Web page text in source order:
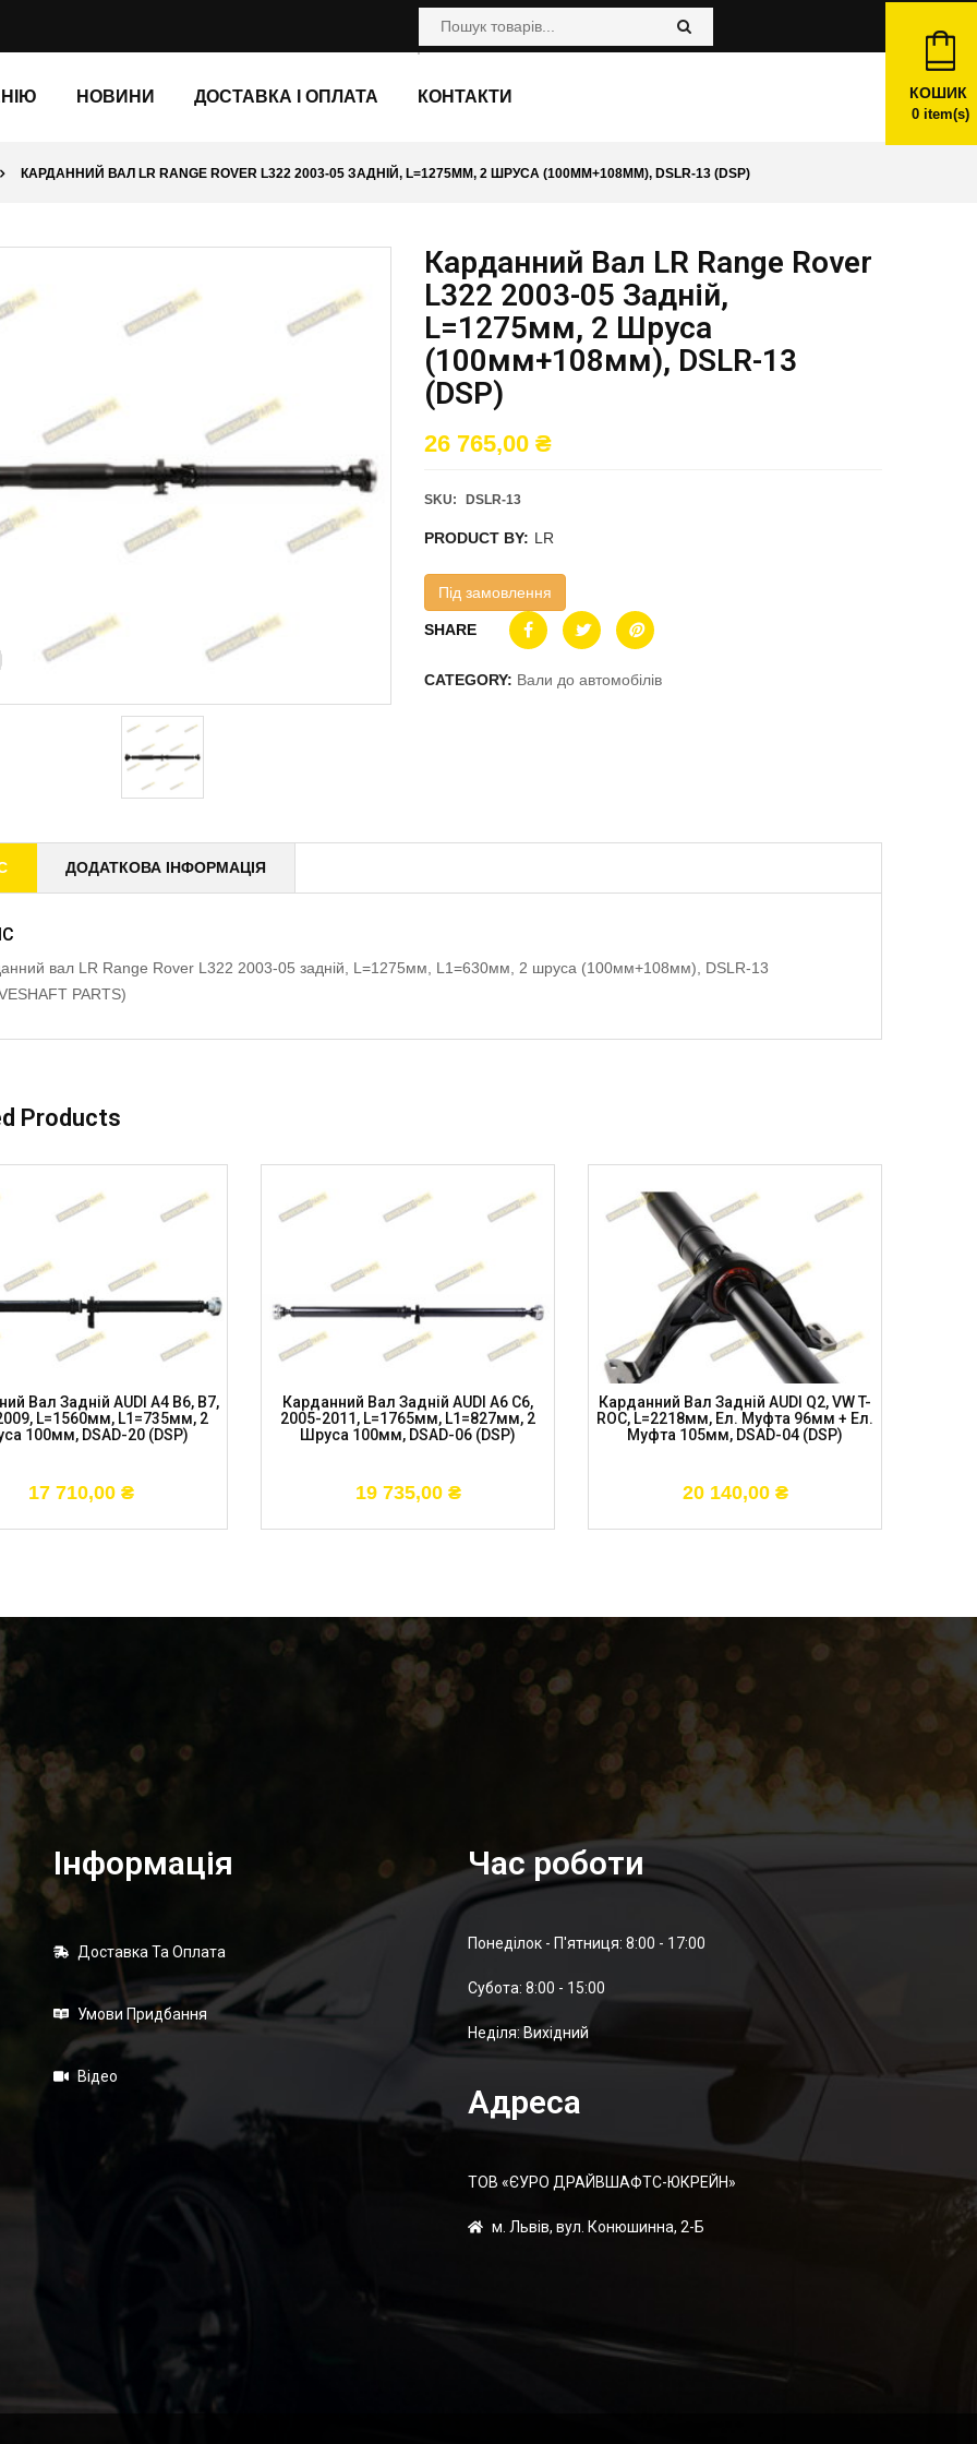
НОВИНИ ДОСТАВКА І ОПЛАТА КОНТАКТИ КОШИК
0item(s)
КАРДАННИЙ ВАЛ LR RANGE ROVER L322 2003-05 ЗАДНІЙ, L=1275ММ, 2 ШРУСА (100ММ+108ММ), DSLR-13 (DSP)
Карданний Вал LR Range Rover
L322 2003-05 Задній,
L=1275мм, 2 Шруса
(100мм+108мм), DSLR-13
(DSP)
26 765,00 ₴
SKU: DSLR-13
PRODUCT BY: LR
Під замовлення
SHARE
CATEGORY: Вали до автомобілів
ДОДАТКОВА ІНФОРМАЦІЯ
вал LR Range Rover L322 2003-05 задній, L=1275мм, L1=630мм, 2 шруса (100мм+108мм), DSLR-13
PARTS)
Products
Вал Задній AUDI A4 B6, B7,
L=1560мм, L1=735мм, 2
100мм, DSAD-20 (DSP)
17 710,00 ₴
Карданний Вал Задній AUDI A6 C6,
2005-2011, L=1765мм, L1=827мм, 2
Шруса 100мм, DSAD-06 (DSP)
19 735,00 ₴
Карданний Вал Задній AUDI Q2, VW T-
ROC, L=2218мм, Ел. Муфта 96мм + Ел.
Муфта 105мм, DSAD-04 (DSP)
20 140,00 ₴
Інформація
Доставка Та Оплата
Умови Придбання
Відео
Час роботи
Понеділок - П'ятниця: 8:00 - 17:00
Суботa: 8:00 - 15:00
Неділя: Вихідний
Адреса
ТОВ «ЄУРО ДРАЙВШАФТC-ЮКРЕЙН»
м. Львів, вул. Конюшинна, 2-Б